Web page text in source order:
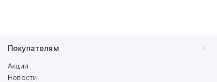
Покупателям
Акции
Новости